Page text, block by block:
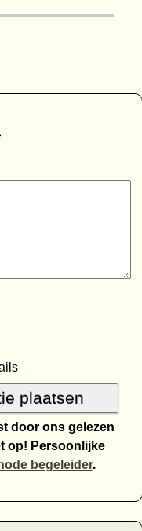
door ons gelezen
op! Persoonlijke
begeleider.